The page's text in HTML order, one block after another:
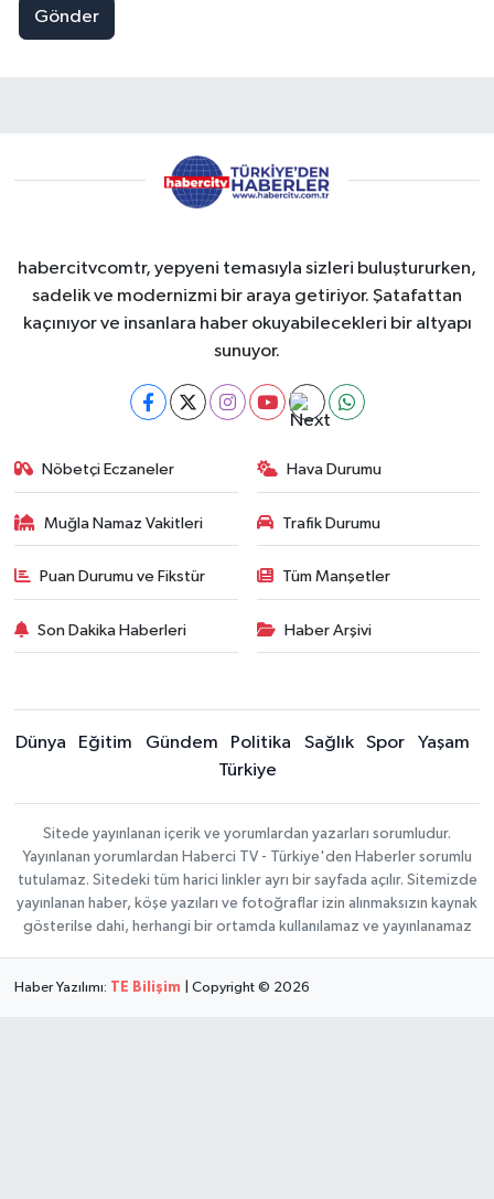
Gönder
habercitvcomtr, yepyeni temasıyla sizleri buluştururken,
sadelik ve modernizmi bir araya getiriyor. Şatafattan
kaçınıyor ve insanlara haber okuyabilecekleri bir altyapı
sunuyor.
Nöbetçi Eczaneler Hava Durumu
Muğla Namaz Vakitleri Trafik Durumu
Puan Durumu ve Fikstür Tüm Manşetler
Son Dakika Haberleri Haber Arşivi
Dünya Eğitim Gündem Politika Sağlık Spor
Yaşam
Türkiye
Sitede yayınlanan içerik ve yorumlardan yazarları sorumludur.
Yayınlanan yorumlardan Haberci TV - Türkiye'den Haberler sorumlu
tutulamaz. Sitedeki tüm harici linkler ayrı bir sayfada açılır. Sitemizde
yayınlanan haber, köşe yazıları ve fotoğraflar izin alınmaksızın kaynak
gösterilse dahi, herhangi bir ortamda kullanılamaz ve yayınlanamaz
Haber Yazılımı: TE Bilişim | Copyright © 2026